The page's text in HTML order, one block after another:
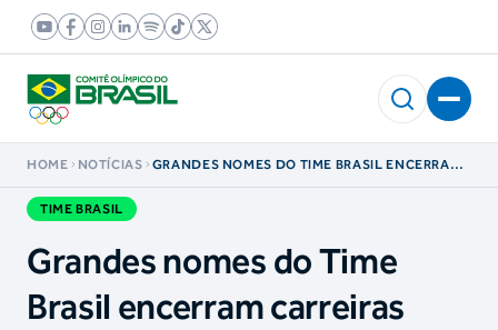
HOME NOTÍCIAS
GRANDES NOMES DO TIME BRASIL ENCERRAM
TIME BRASIL
Grandes nomes do Time
Brasil encerram carreiras